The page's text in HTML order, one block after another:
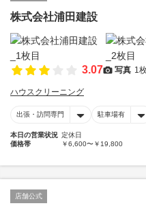
株式会社浦田建設
3.07 写真 1
ハウスクリーニング
出張・訪問専門 駐車場有
本日の営業状況 定休日
価格帯
￥6,600〜￥19,800
店舗公式